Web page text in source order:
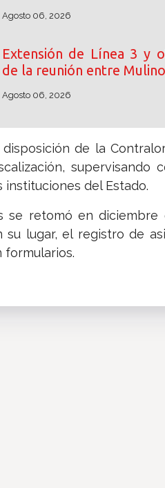
Agosto 06, 2026
Extensión de Línea 3 y
de la reunión entre
Agosto 06, 2026
de la
del Estado.
se retomó en diciembre
su lugar, el registro de
formularios.